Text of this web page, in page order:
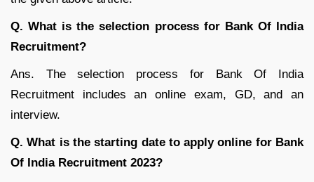
Q. What is the selection process for Bank Of India
Recruitment?
Ans. The selection process for Bank Of India
Recruitment includes an online exam, GD, and an
interview.
Q. What is the starting date to apply online for Bank
Of India Recruitment 2023?